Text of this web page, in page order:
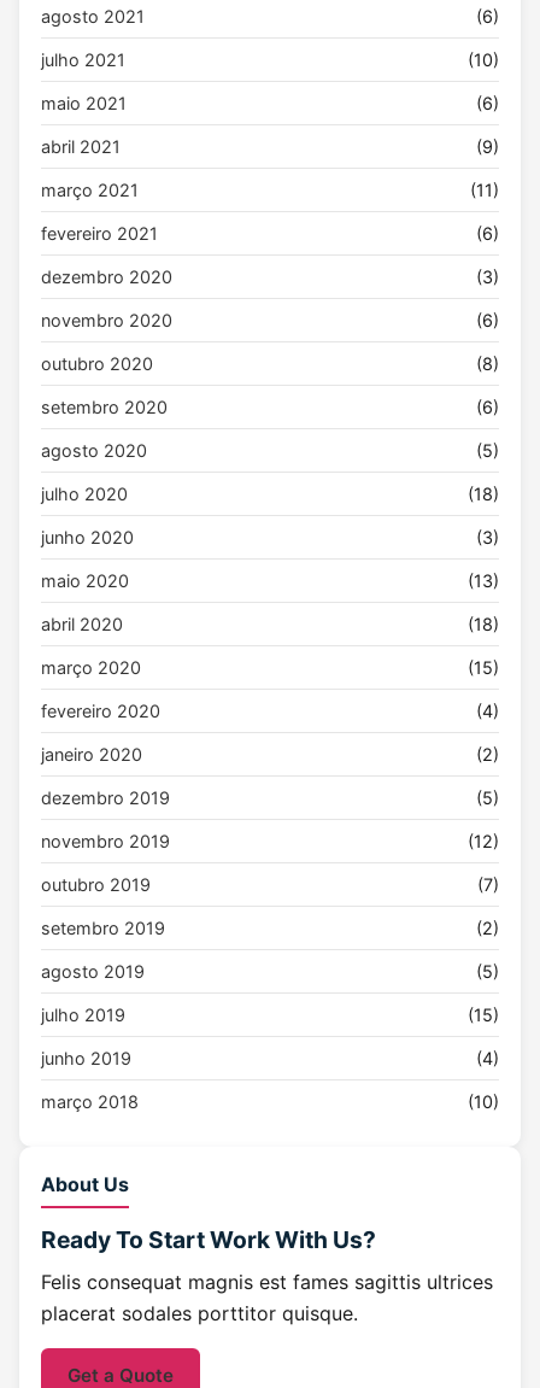
agosto 2021 (6)
julho 2021 (10)
maio 2021 (6)
abril 2021 (9)
março 2021 (11)
fevereiro 2021 (6)
dezembro 2020 (3)
novembro 2020 (6)
outubro 2020 (8)
setembro 2020 (6)
agosto 2020 (5)
julho 2020 (18)
junho 2020 (3)
maio 2020 (13)
abril 2020 (18)
março 2020 (15)
fevereiro 2020 (4)
janeiro 2020 (2)
dezembro 2019 (5)
novembro 2019 (12)
outubro 2019 (7)
setembro 2019 (2)
agosto 2019 (5)
julho 2019 (15)
junho 2019 (4)
março 2018 (10)
About Us
Ready To StartWork With Us?
Felis consequat magnis est fames sagittis ultrices
placerat sodales porttitor quisque.
Get a Quote